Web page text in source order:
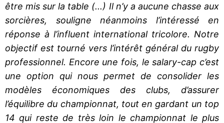
être mis sur la table (...) Il n’y a aucune chasse aux
sorcières, souligne néanmoins l’intéressé en
réponse à l’influent international tricolore. Notre
objectif est tourné vers l’intérêt général du rugby
professionnel. Encore une fois, le salary-cap c’est
une option qui nous permet de consolider les
modèles économiques des clubs, d’assurer
l’équilibre du championnat, tout en gardant un top
14 qui reste de très loin le championnat le plus